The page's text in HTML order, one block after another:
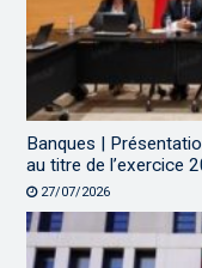
Banques |
au titre de l’exercice
27/07/2026